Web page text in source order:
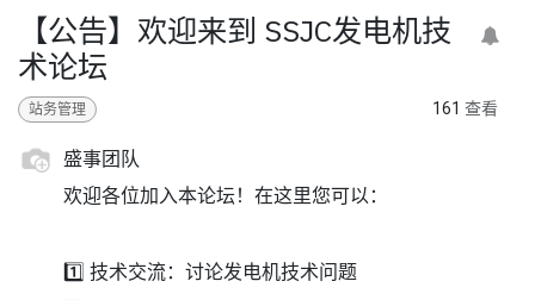
【公告】欢迎来到 SSJC发电机技
术论坛
站务管理 161 查看
盛事团队
欢迎各位加入本论坛！在这里您可以：
1️⃣ 技术交流：讨论发电机技术问题